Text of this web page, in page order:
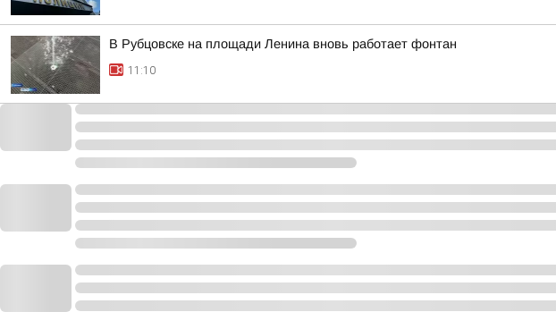
В Рубцовске на площади Ленина вновь работает фонтан
11:10